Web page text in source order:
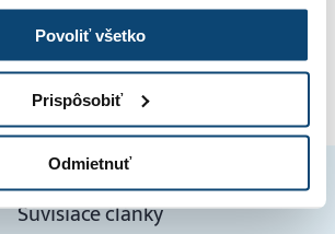
Povoliť všetko
Prispôsobiť
Odmietnuť
Súvisiace články